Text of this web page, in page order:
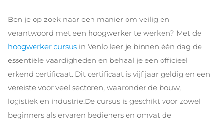
Ben je op zoek naar een manier om veilig en
verantwoord met een hoogwerker te werken? Met de
hoogwerker cursus in Venlo leer je binnen één dag de
essentiële vaardigheden en behaal je een officieel
erkend certificaat. Dit certificaat is vijf jaar geldig en een
vereiste voor veel sectoren, waaronder de bouw,
logistiek en industrie.De cursus is geschikt voor zowel
beginners als ervaren bedieners en omvat de